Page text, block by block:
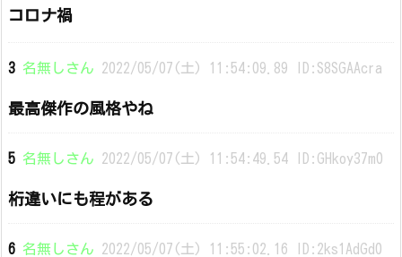
コロナ禍
3 名無しさん 2022/05/07(土) 11:54:09.89 ID:S8SGAAcra
最高傑作の風格やね
5 名無しさん 2022/05/07(土) 11:54:49.54 ID:GHkoy37m0
桁違いにも程がある
6 名無しさん 2022/05/07(土) 11:55:02.16 ID:2ks1AdGd0